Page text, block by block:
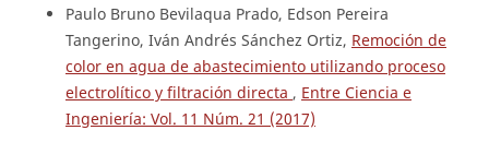
Paulo Bruno Bevilaqua Prado, Edson Pereira
Tangerino, Iván Andrés Sánchez Ortiz, Remoción de
color en agua de abastecimiento utilizando proceso
electrolítico y filtración directa , Entre Ciencia e
Ingeniería: Vol. 11 Núm. 21 (2017)